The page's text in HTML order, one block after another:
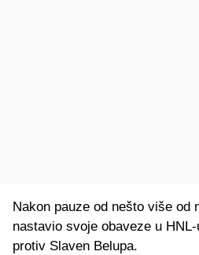
Nakon pauze od nešto više od
nastavio svoje obaveze u
protiv Slaven Belupa.